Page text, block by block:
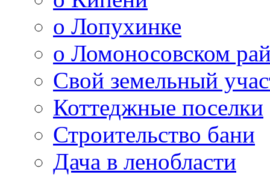
о Лопухинке
о Ломоносовском
Свой земельный
Коттеджные поселки
Строительство бани
Дача в ленобласти